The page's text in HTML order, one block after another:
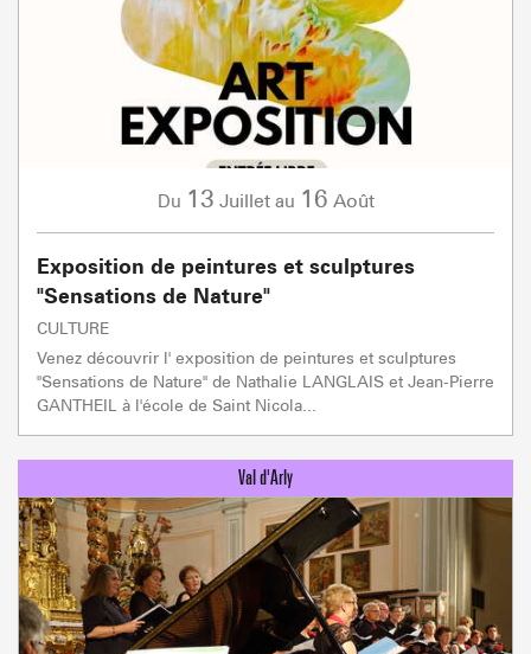
Du 13 Juillet au 16 Août
Exposition de peintures et sculptures
"Sensations de Nature"
CULTURE
Venez découvrir l' exposition de peintures et sculptures
"Sensations de Nature" de Nathalie LANGLAIS et Jean-Pierre
GANTHEIL à l'école de Saint Nicola...